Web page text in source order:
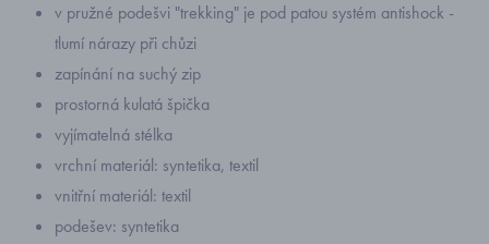
v pružné podešvi "trekking" je pod patou systém antishock -
tlumí nárazy při chůzi
zapínání na suchý zip
prostorná kulatá špička
vyjímatelná stélka
vrchní materiál: syntetika, textil
vnitřní materiál: textil
podešev: syntetika